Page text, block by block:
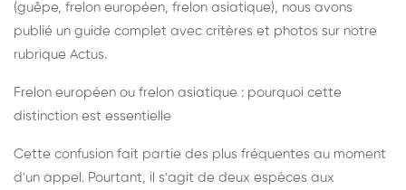
(guêpe, frelon européen, frelon asiatique), nous avons
publié un guide complet avec critères et photos sur notre
rubrique Actus.
Frelon européen ou frelon asiatique : pourquoi cette
distinction est essentielle
Cette confusion fait partie des plus fréquentes au moment
d'un appel. Pourtant, il s'agit de deux espèces aux